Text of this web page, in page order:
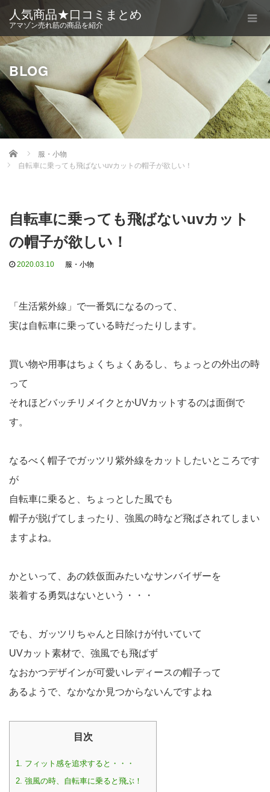
人気商品★口コミまとめ
アマゾン売れ筋の商品を紹介
BLOG
Home
服・小物
自転車に乗っても飛ばないuvカットの帽子が欲しい！
自転車に乗っても飛ばないuvカット
の帽子が欲しい！
2020.03.10 服・小物
「生活紫外線」で一番気になるのって、
実は自転車に乗っている時だったりします。
買い物や用事はちょくちょくあるし、ちょっとの外出の時
って
それほどバッチリメイクとかUVカットするのは面倒で
す。
なるべく帽子でガッツリ紫外線をカットしたいところです
が
自転車に乗ると、ちょっとした風でも
帽子が脱げてしまったり、強風の時など飛ばされてしまい
ますよね。
かといって、あの鉄仮面みたいなサンバイザーを
装着する勇気はないという・・・
でも、ガッツリちゃんと日除けが付いていて
UVカット素材で、強風でも飛ばず
なおかつデザインが可愛いレディースの帽子って
あるようで、なかなか見つからないんですよね
目次
1. フィット感を追求すると・・・
2. 強風の時、自転車に乗ると飛ぶ！